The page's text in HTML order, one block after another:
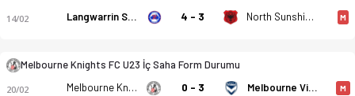
14/02 Langwarrin SC U23 4 - 3 North Sunshine Eagles SC U23 M
Melbourne Knights FC U23 İç Saha Form Durumu
20/02 Melbourne Knights FC U23 0 - 3 Melbourne Victory FC U23 M